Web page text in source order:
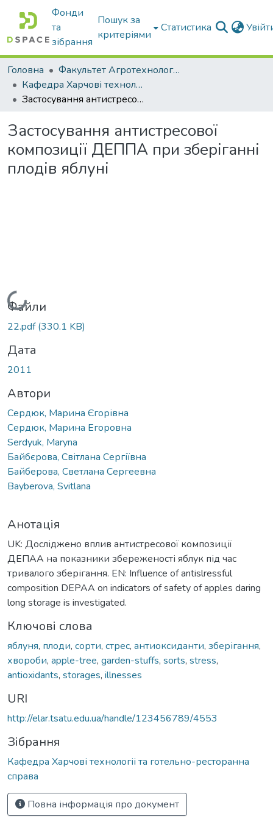
Фонди
та
зібрання
Пошук за
критеріями
Статистика
Головна
Факультет Агротехнологій та екології
Кафедра Харчові технологіі та готельно-ресторанна справа
Застосування антистресової композиції ДЕППА при зберіганні плодів яблуні
Застосування антистресової
композиції ДЕППА при зберіганні
плодів яблуні
Вантажиться...
Файли
22.pdf(330.1 KB)
Дата
2011
Автори
Сердюк, Марина Єгорівна
Сердюк, Марина Егоровна
Serdyuk, Maryna
Байбєрова, Світлана Сергіївна
Байберова, Светлана Сергеевна
Bayberova, Svitlana
Анотація
UK: Досліджено вплив антистресової композиції
ДЕПАА на показники збереженості яблук під час
тривалого зберігання. EN: Influence of antislressful
composition DEPAA on indicators of safety of apples daring
long storage is investigated.
Ключові слова
яблуня, плоди, сорти, стрес, антиоксиданти, зберігання,
хвороби, аpple-tree, garden-stuffs, sorts, stress,
antioxidants, storages, illnesses
URI
http://elar.tsatu.edu.ua/handle/123456789/4553
Зібрання
Кафедра Харчові технологіі та готельно-ресторанна
справа
Повна інформація про документ